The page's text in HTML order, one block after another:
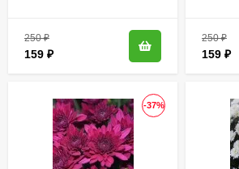
250₽
159 ₽
250₽
159 ₽
-37%